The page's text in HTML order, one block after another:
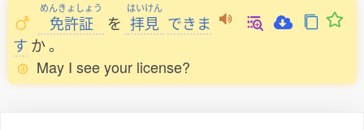
めんきょしょう
免許証 を
はいけん
拝見 できま
す か。
May I see your license?